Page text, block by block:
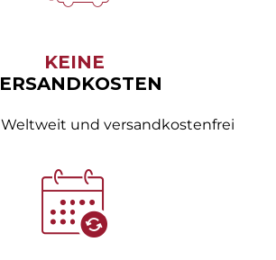
KEINE
und versandkostenfrei